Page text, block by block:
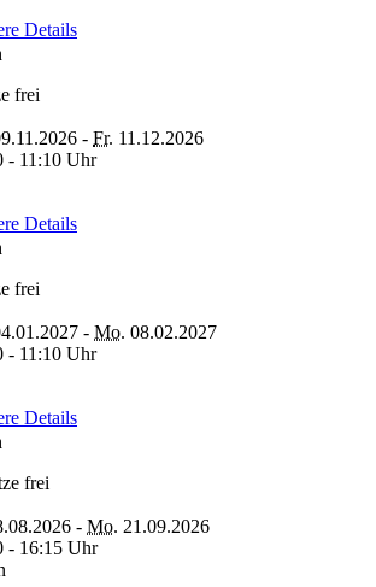
Details
frei
- Fr. 11.12.2026
- 11:10 Uhr
Details
frei
- Mo. 08.02.2027
- 11:10 Uhr
Details
frei
- Mo. 21.09.2026
- 16:15 Uhr